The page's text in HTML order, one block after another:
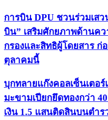
การบิน DPU ชวนร่วมเส
บิน” เสริมศักยภาพด้านค
กรองและสิทธิผู้โดยสาร ก่
ตุลาคมนี้
บุกทลายแก๊งคอลเซ็นเตอ
มะขามเปียกยึดทองกว่า
เงิน 1.5 แสนติดสินบนตำ